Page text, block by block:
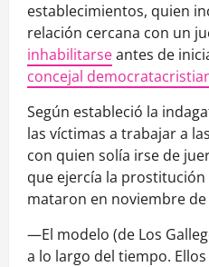
establecimientos, quien
relación cercana con un
inhabilitarseantes de
concejal
Según estableció la
las víctimas a trabajar a
con quien solía irse de
que ejercía la
mataron en noviembre de
—El modelo (de Los
a lo largo del tiempo.